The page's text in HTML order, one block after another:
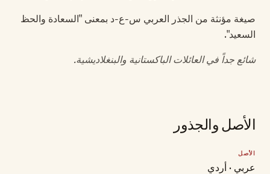
صيغة مؤنثة من الجذر العربي س-ع-د بمعنى "السعادة والحظ
السعيد".
شائع جداً في العائلات الباكستانية والبنغلاديشية.
الأصل والجذور
الأصل
عربي · أردي